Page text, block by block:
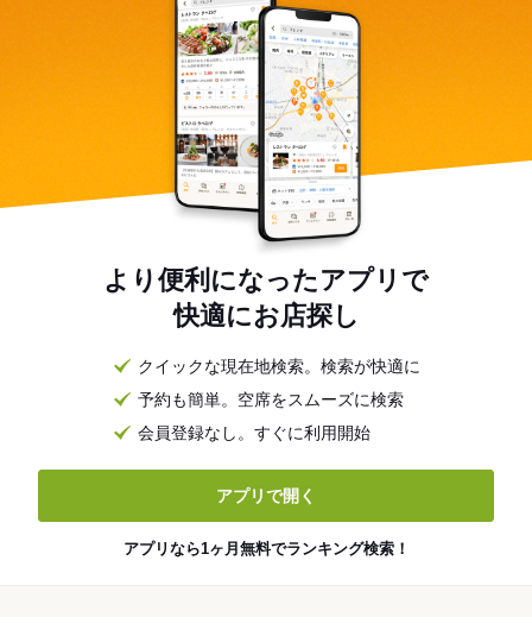
より便利になったアプリで
快適にお店探し
クイックな現在地検索。検索が快適に
予約も簡単。空席をスムーズに検索
会員登録なし。すぐに利用開始
アプリで開く
アプリなら1ヶ月無料でランキング検索！